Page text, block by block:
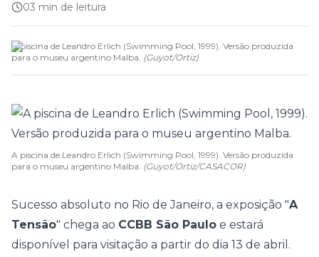
03 min de leitura
A piscina de Leandro Erlich (Swimming Pool, 1999). Versão produzida
para o museu argentino Malba. (Guyot/Ortiz)
A piscina de Leandro Erlich (Swimming Pool, 1999). Versão produzida
para o museu argentino Malba. (Guyot/Ortiz/CASACOR)
Sucesso absoluto no Rio de Janeiro, a exposição "A
Tensão" chega ao CCBB São Paulo e estará
disponível para visitação a partir do dia 13 de abril.